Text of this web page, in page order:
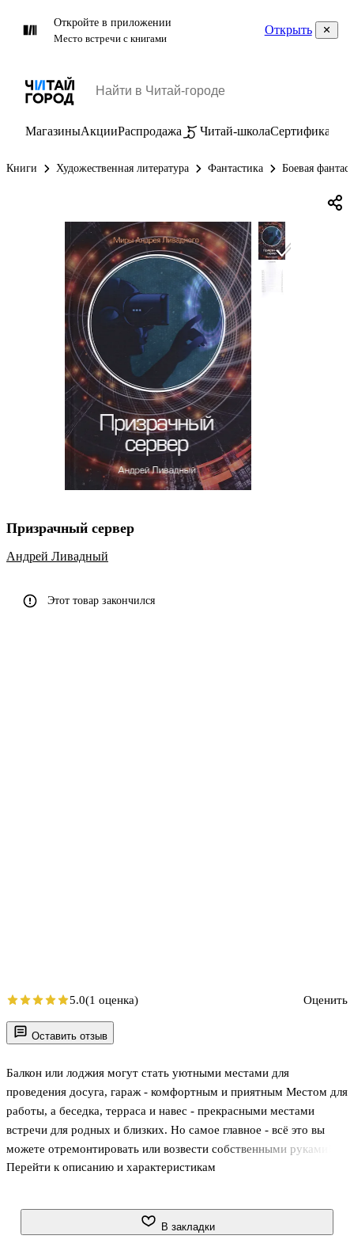
Откройте в приложении
Место встречи с книгами
Открыть
МагазиныАкцииРаспродажа Читай-школаСертификаты
Книги Художественная литература Фантастика Боевая
Оставить отзыв
Балкон или лоджия могут стать уютными местами для
проведения досуга, гараж - комфортным и приятным Местом для
работы, а беседка, терраса и навес - прекрасными местами
встречи для родных и близких. Но самое главное - всё это вы
можете отремонтировать или возвести собственными руками!
Благодаря нашей книге вы не только обучитесь строительным
зависимости от ваших потребностей, а также дать волю своей
Перейти к описанию и характеристикам
Призрачный сервер
Андрей Ливадный
Этот товар закончился
5.0(1 оценка) Оценить
В закладки